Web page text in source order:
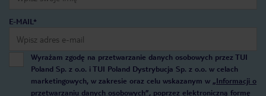
E-MAIL*
Wyrażam zgodę na przetwarzanie danych osobowych przez TUI
Poland Sp. z o.o. i TUI Poland Dystrybucja Sp. z o.o. w celach
marketingowych, w zakresie oraz celu wskazanym w „Informacji o
przetwarzaniu danych osobowych”, poprzez elektroniczną formę